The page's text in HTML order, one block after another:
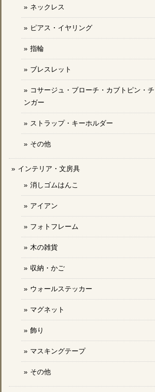
ネックレス
ピアス・イヤリング
指輪
ブレスレット
コサージュ・ブローチ・カブトピン・
ンガー
ストラップ・キーホルダー
その他
インテリア・文房具
消しゴムはんこ
アイアン
フォトフレーム
木の雑貨
収納・かご
ウォールステッカー
マグネット
飾り
マスキングテープ
その他